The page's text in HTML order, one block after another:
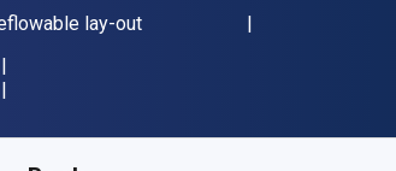
lay-out